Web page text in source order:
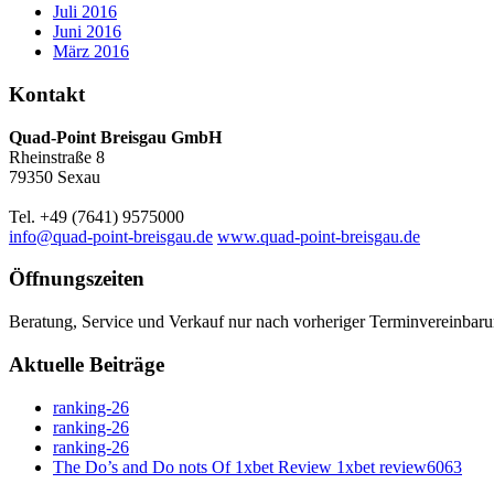
Juli 2016
Juni 2016
März 2016
Kontakt
Quad-Point Breisgau GmbH
Rheinstraße 8
79350 Sexau
Tel. +49 (7641) 9575000
info@quad-point-breisgau.de www.quad-point-breisgau.de
Öffnungszeiten
Beratung, Service und Verkauf nur nach vorheriger
Aktuelle Beiträge
ranking-26
ranking-26
ranking-26
The Do’s and Do nots Of 1xbet Review 1xbet review6063